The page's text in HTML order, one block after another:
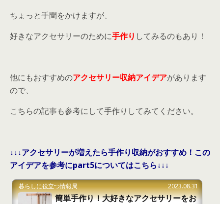
ちょっと手間をかけますが、
好きなアクセサリーのために手作り してみるのもあり！
他にもおすすめのアクセサリー収納アイデアがあります
ので、
こちらの記事も参考にして手作りしてみてください。
↓↓↓アクセサリーが増えたら手作り収納がおすすめ！この
アイデアを参考にpart5についてはこちら↓↓↓
暮らしに役立つ情報局 2023.08.31
簡単手作り！大好きなアクセサリーをお